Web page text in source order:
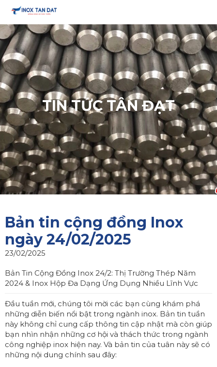
TIN TỨC TÂN ĐẠT
Bản tin cộng đồng Inox
ngày 24/02/2025
23/02/2025
Bản Tin Cộng Đồng Inox 24/2: Thị Trường Thép Năm
2024 & Inox Hộp Đa Dạng Ứng Dụng Nhiều Lĩnh Vực
Đầu tuần mới, chúng tôi mời các bạn cùng khám phá
những diễn biến nổi bật trong ngành inox. Bản tin tuần
này không chỉ cung cấp thông tin cập nhật mà còn giúp
bạn nhìn nhận những cơ hội và thách thức trong ngành
công nghiệp inox hiện nay. Và bản tin của tuân này sẽ có
những nội dung chính sau đây: